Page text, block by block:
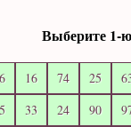
Выберите 1-
22 10 14
82 39 19